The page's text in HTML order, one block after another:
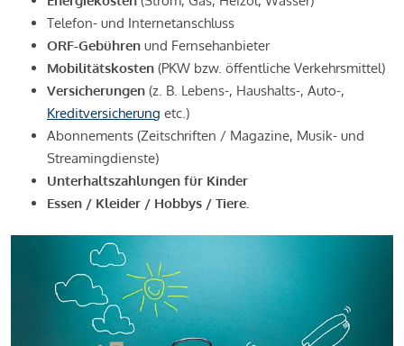
Telefon- und Internetanschluss
ORF-Gebühren und Fernsehanbieter
Mobilitätskosten (PKW bzw. öffentliche Verkehrsmittel)
Versicherungen (z. B. Lebens-, Haushalts-, Auto-,
Kreditversicherung etc.)
Abonnements (Zeitschriften / Magazine, Musik- und
Streamingdienste)
Unterhaltszahlungen für Kinder
Essen / Kleider / Hobbys / Tiere.